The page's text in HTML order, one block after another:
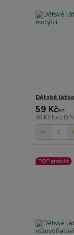
Dětské
59 Kč/ks
49 Kč bez
TOP produkt